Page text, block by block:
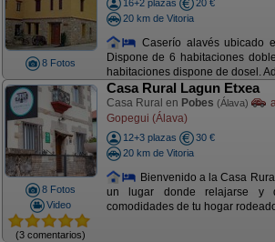
8 Fotos
16+2 plazas
20 €
20 km de Vitoria
Caserío alavés ubicado
Dispone de 6 habitaciones
habitaciones dispone de dosel.
8 Fotos
Video
(3 comentarios)
Casa Rural Lagun Etxea
Casa Rural en Pobes (Álava)
Gopegui (Álava)
12+3 plazas
30 €
20 km de Vitoria
Bienvenido a la Casa
un lugar donde relajarse y
comodidades de tu hogar